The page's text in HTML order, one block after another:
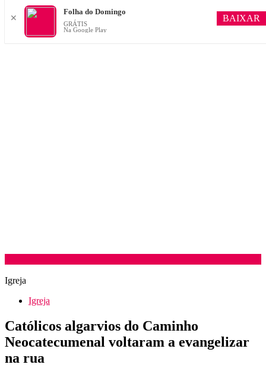
Igreja
Igreja
Católicos algarvios do Caminho
Neocatecumenal voltaram a evangelizar
na rua
✕
Folha do Domingo
GRÁTIS
Na Google Play
BAIXAR